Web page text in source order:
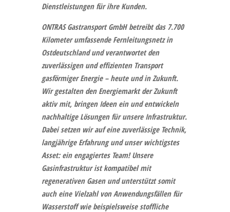
Dienstleistungen für ihre Kunden.
ONTRAS Gastransport GmbHbetreibt das 7.700
Kilometer umfassende Fernleitungsnetz in
Ostdeutschland und verantwortet den
zuverlässigen und effizienten Transport
gasförmiger Energie – heute und in Zukunft.
Wir gestalten den Energiemarkt der Zukunft
aktiv mit, bringen Ideen ein und entwickeln
nachhaltige Lösungen für unsere Infrastruktur.
Dabei setzen wir auf eine zuverlässige Technik,
langjährige Erfahrung und unser wichtigstes
Asset: ein engagiertes Team! Unsere
Gasinfrastruktur ist kompatibel mit
regenerativen Gasen und unterstützt somit
auch eine Vielzahl von Anwendungsfällen für
Wasserstoff wie beispielsweise stoffliche